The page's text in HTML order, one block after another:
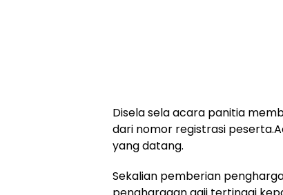
Disela sela acara panitia
dari nomor registrasi
yang datang.
Sekalian pemberian